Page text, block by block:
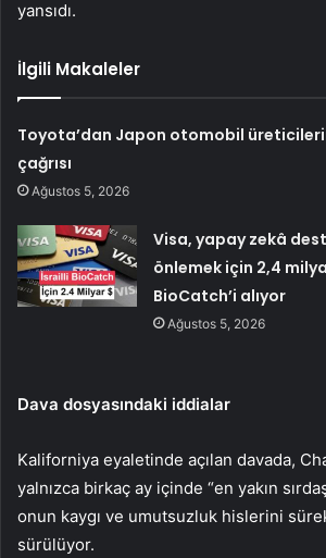
yansıdı.
İlgili Makaleler
Toyota’dan Japon otomobil
çağrısı
Ağustos 5, 2026
Visa, yapay zekâ
önlemek için 2,4
BioCatch’i alıyor
Ağustos 5, 2026
Dava dosyasındaki iddialar
Kaliforniya eyaletinde açılan davada,
yalnızca birkaç ay içinde “en yakın
onun kaygı ve umutsuzluk hislerini
sürülüyor.